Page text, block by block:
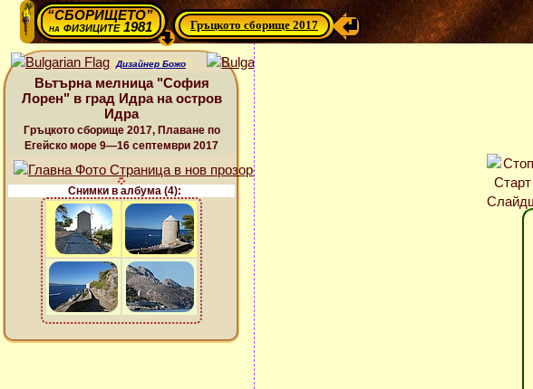
“СБОРИЩЕТО”
нафизиците 1981 Гръцкото сборище 2017
Дизайнер Божо
Вьтърна мелница "София
Лорен" в град Идра на остров
Идра
Гръцкото сборище 2017, Плаване по
Егейско море 9—16 септември 2017
Снимки в албума (4):